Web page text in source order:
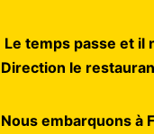
Le temps passe et il
Direction le
Nous embarquons à